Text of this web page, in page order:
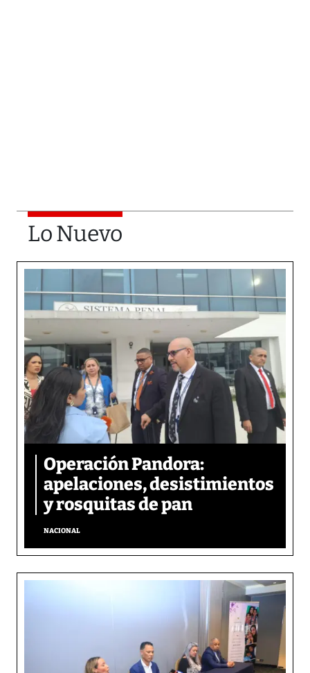
Lo Nuevo
Operación Pandora:
apelaciones, desistimientos
y rosquitas de pan
NACIONAL